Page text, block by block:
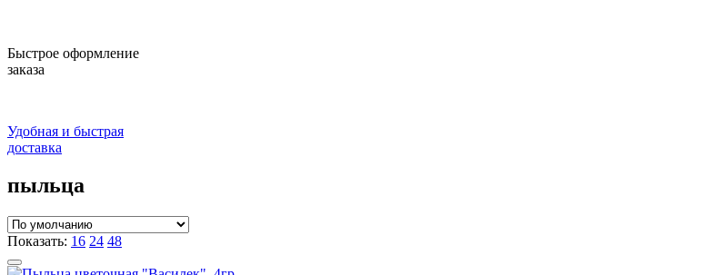
Быстрое оформление
заказа
Удобная и быстрая
доставка
пыльца
Показать: 16 24 48